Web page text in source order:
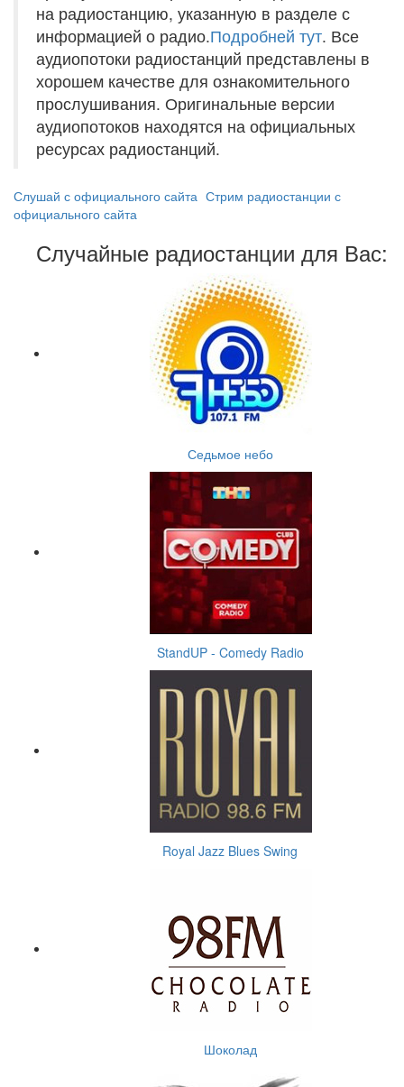
на радиостанцию, указанную в разделе с
информацией о радио.Подробней тут. Все
аудиопотоки радиостанций представлены в
хорошем качестве для ознакомительного
прослушивания. Оригинальные версии
аудиопотоков находятся на официальных
ресурсах радиостанций.
Слушай с официального сайта Стрим радиостанции с
официального сайта
Случайные радиостанции для Вас:
Седьмое небо
StandUP - Comedy Radio
Royal Jazz Blues Swing
Шоколад